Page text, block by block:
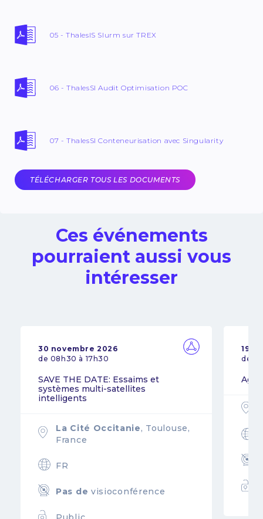
05 - ThalesIS Slurm sur TREX
06 - ThalesSI Audit Optimisation POC
07 - ThalesSI Conteneurisation avec Singularity
TÉLÉCHARGER TOUS LES DOCUMENTS
Ces événements
pourraient aussi vous
intéresser
30 novembre 2026
de 08h30 à 17h30
SAVE THE DATE: Essaims et
systèmes multi-satellites
intelligents
La Cité Occitanie, Toulouse,
France
FR
Pas de visioconférence
19
de